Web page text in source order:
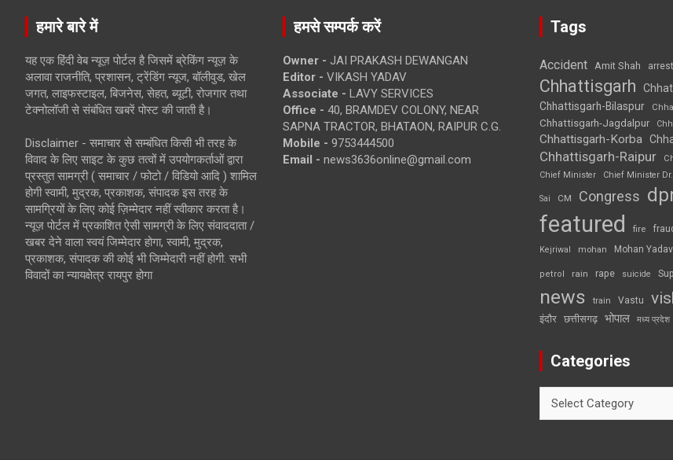
हमारे बारे में
यह एक हिंदी वेब न्यूज़ पोर्टल है जिसमें ब्रेकिंग न्यूज़ के
अलावा राजनीति, प्रशासन, ट्रेंडिंग न्यूज, बॉलीवुड, खेल
जगत, लाइफस्टाइल, बिजनेस, सेहत, ब्यूटी, रोजगार तथा
टेक्नोलॉजी से संबंधित खबरें पोस्ट की जाती है।
Disclaimer - समाचार से सम्बंधित किसी भी तरह के
विवाद के लिए साइट के कुछ तत्वों में उपयोगकर्ताओं द्वारा
प्रस्तुत सामग्री ( समाचार / फोटो / विडियो आदि ) शामिल
होगी स्वामी, मुद्रक, प्रकाशक, संपादक इस तरह के
सामग्रियों के लिए कोई ज़िम्मेदार नहीं स्वीकार करता है।
न्यूज़ पोर्टल में प्रकाशित ऐसी सामग्री के लिए संवाददाता /
खबर देने वाला स्वयं जिम्मेदार होगा, स्वामी, मुद्रक,
प्रकाशक, संपादक की कोई भी जिम्मेदारी नहीं होगी. सभी
विवादों का न्यायक्षेत्र रायपुर होगा
हमसे सम्पर्क करें
Owner - JAI PRAKASH DEWANGAN
Editor - VIKASH YADAV
Associate - LAVY SERVICES
Office - 40, BRAMDEV COLONY, NEAR
SAPNA TRACTOR, BHATAON, RAIPUR C.G.
Mobile - 9753444500
Email - news3636online@gmail.com
Tags
Accident Amit Shah arrest
Chhattisgarh
Chhattisgarh-Bilaspur
Chhattisgarh-Jagdalpur
Chhattisgarh-Korba
Chhattisgarh-Raipur
Chief Minister
Chief Minister
Sai CM Congress
featured fire
Kejriwal mohan Mohan Yadav
petrol rain rape suicide
news
train Vastu
इंदौर छत्तीसगढ़ भोपाल मध्य प्रदेश
Categories